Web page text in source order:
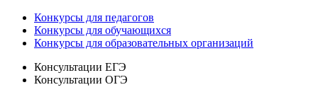
Конкурсы для педагогов
Конкурсы для обучающихся
Конкурсы для образовательных организаций
Консультации ЕГЭ
Консультации ОГЭ